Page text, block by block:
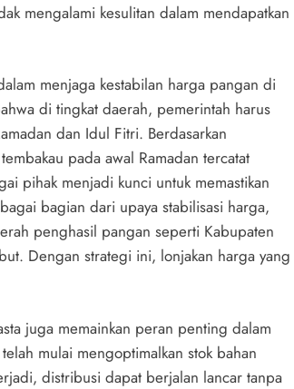
mengalami kesulitan dalam mendapatkan
menjaga kestabilan harga pangan di
di tingkat daerah, pemerintah harus
dan Idul Fitri. Berdasarkan
pada awal Ramadan tercatat
pihak menjadi kunci untuk memastikan
bagian dari upaya stabilisasi harga,
penghasil pangan seperti Kabupaten
Dengan strategi ini, lonjakan harga yang
juga memainkan peran penting dalam
mulai mengoptimalkan stok bahan
distribusi dapat berjalan lancar tanpa